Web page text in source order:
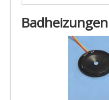
Badheizungen